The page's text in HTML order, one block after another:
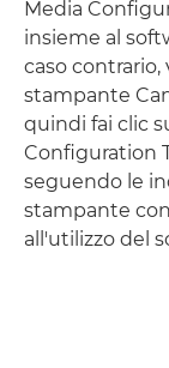
Media
insieme al
caso contrario,
stampante
quindi fai clic
Configuration
seguendo le
stampante
all'utilizzo del